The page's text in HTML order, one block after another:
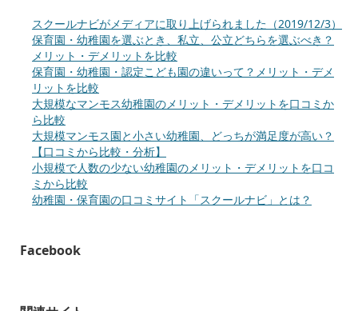
スクールナビがメディアに取り上げられました（2019/12/3）
保育園・幼稚園を選ぶとき、私立、公立どちらを選ぶべき？
メリット・デメリットを比較
保育園・幼稚園・認定こども園の違いって？メリット・デメ
リットを比較
大規模なマンモス幼稚園のメリット・デメリットを口コミか
ら比較
大規模マンモス園と小さい幼稚園、どっちが満足度が高い？
【口コミから比較・分析】
小規模で人数の少ない幼稚園のメリット・デメリットを口コ
ミから比較
幼稚園・保育園の口コミサイト「スクールナビ」とは？
Facebook